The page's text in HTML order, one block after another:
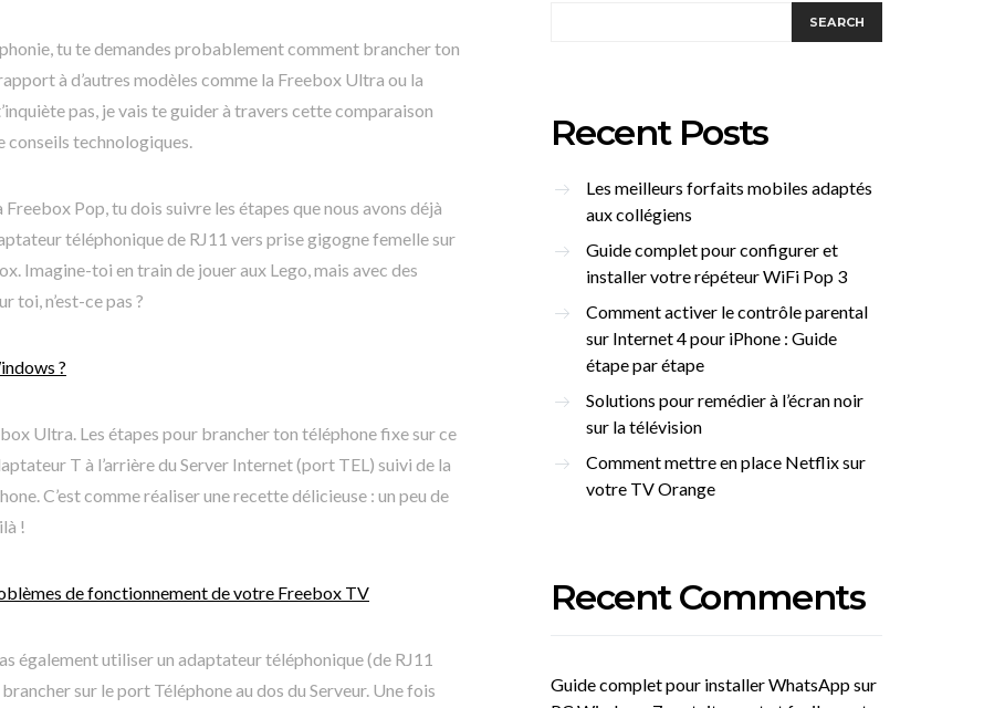
tu te demandes probablement comment brancher ton
à d’autres modèles comme la Freebox Ultra ou la
pas, je vais te guider à travers cette comparaison
conseils technologiques.
Pop, tu dois suivre les étapes que nous avons déjà
téléphonique de RJ11 vers prise gigogne femelle sur
Imagine-toi en train de jouer aux Lego, mais avec des
toi, n’est-ce pas ?
?
Ultra. Les étapes pour brancher ton téléphone fixe sur ce
T à l’arrière du Server Internet (port TEL) suivi de la
C’est comme réaliser une recette délicieuse : un peu de
!
de fonctionnement de votre Freebox TV
également utiliser un adaptateur téléphonique (de RJ11
sur le port Téléphone au dos du Serveur. Une fois
SEARCH
Recent Posts
Les meilleurs forfaits mobiles adaptés
aux collégiens
Guide complet pour configurer et
installer votre répéteur WiFi Pop 3
Comment activer le contrôle parental
sur Internet 4 pour iPhone : Guide
étape par étape
Solutions pour remédier à l’écran noir
sur la télévision
Comment mettre en place Netflix sur
votre TV Orange
Recent Comments
Guide complet pour installer WhatsApp sur